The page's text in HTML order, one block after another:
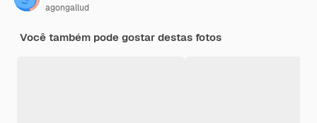
agongallud
Você também pode gostar destas fotos